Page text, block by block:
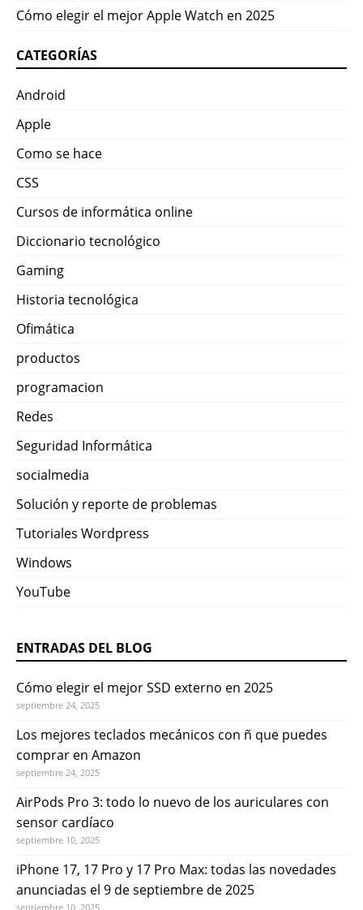
Cómo elegir el mejor Apple Watch en 2025
CATEGORÍAS
Android
Apple
Como se hace
CSS
Cursos de informática online
Diccionario tecnológico
Gaming
Historia tecnológica
Ofimática
productos
programacion
Redes
Seguridad Informática
socialmedia
Solución y reporte de problemas
Tutoriales Wordpress
Windows
YouTube
ENTRADAS DEL BLOG
Cómo elegir el mejor SSD externo en 2025
septiembre 24, 2025
Los mejores teclados mecánicos con ñ que puedes
comprar en Amazon
septiembre 24, 2025
AirPods Pro 3: todo lo nuevo de los auriculares con
sensor cardíaco
septiembre 10, 2025
iPhone 17, 17 Pro y 17 Pro Max: todas las novedades
anunciadas el 9 de septiembre de 2025
septiembre 10, 2025